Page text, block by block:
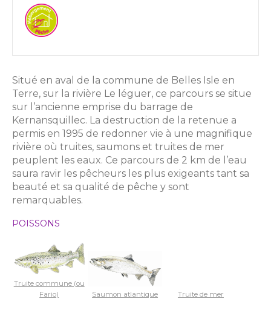
Situé en aval de la commune de Belles Isle en
Terre, sur la rivière Le léguer, ce parcours se situe
sur l’ancienne emprise du barrage de
Kernansquillec. La destruction de la retenue a
permis en 1995 de redonner vie à une magnifique
rivière où truites, saumons et truites de mer
peuplent les eaux. Ce parcours de 2 km de l’eau
saura ravir les pêcheurs les plus exigeants tant sa
beauté et sa qualité de pêche y sont
remarquables.
POISSONS
Truite commune (ou
Fario)
Saumon atlantique Truite de mer